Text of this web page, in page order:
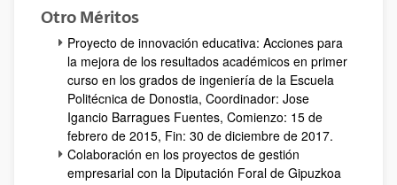
Otro Méritos
Proyecto de innovación educativa: Acciones para
la mejora de los resultados académicos en primer
curso en los grados de ingeniería de la Escuela
Politécnica de Donostia, Coordinador: Jose
Igancio Barragues Fuentes, Comienzo: 15 de
febrero de 2015, Fin: 30 de diciembre de 2017.
Colaboración en los proyectos de gestión
empresarial con la Diputación Foral de Gipuzkoa